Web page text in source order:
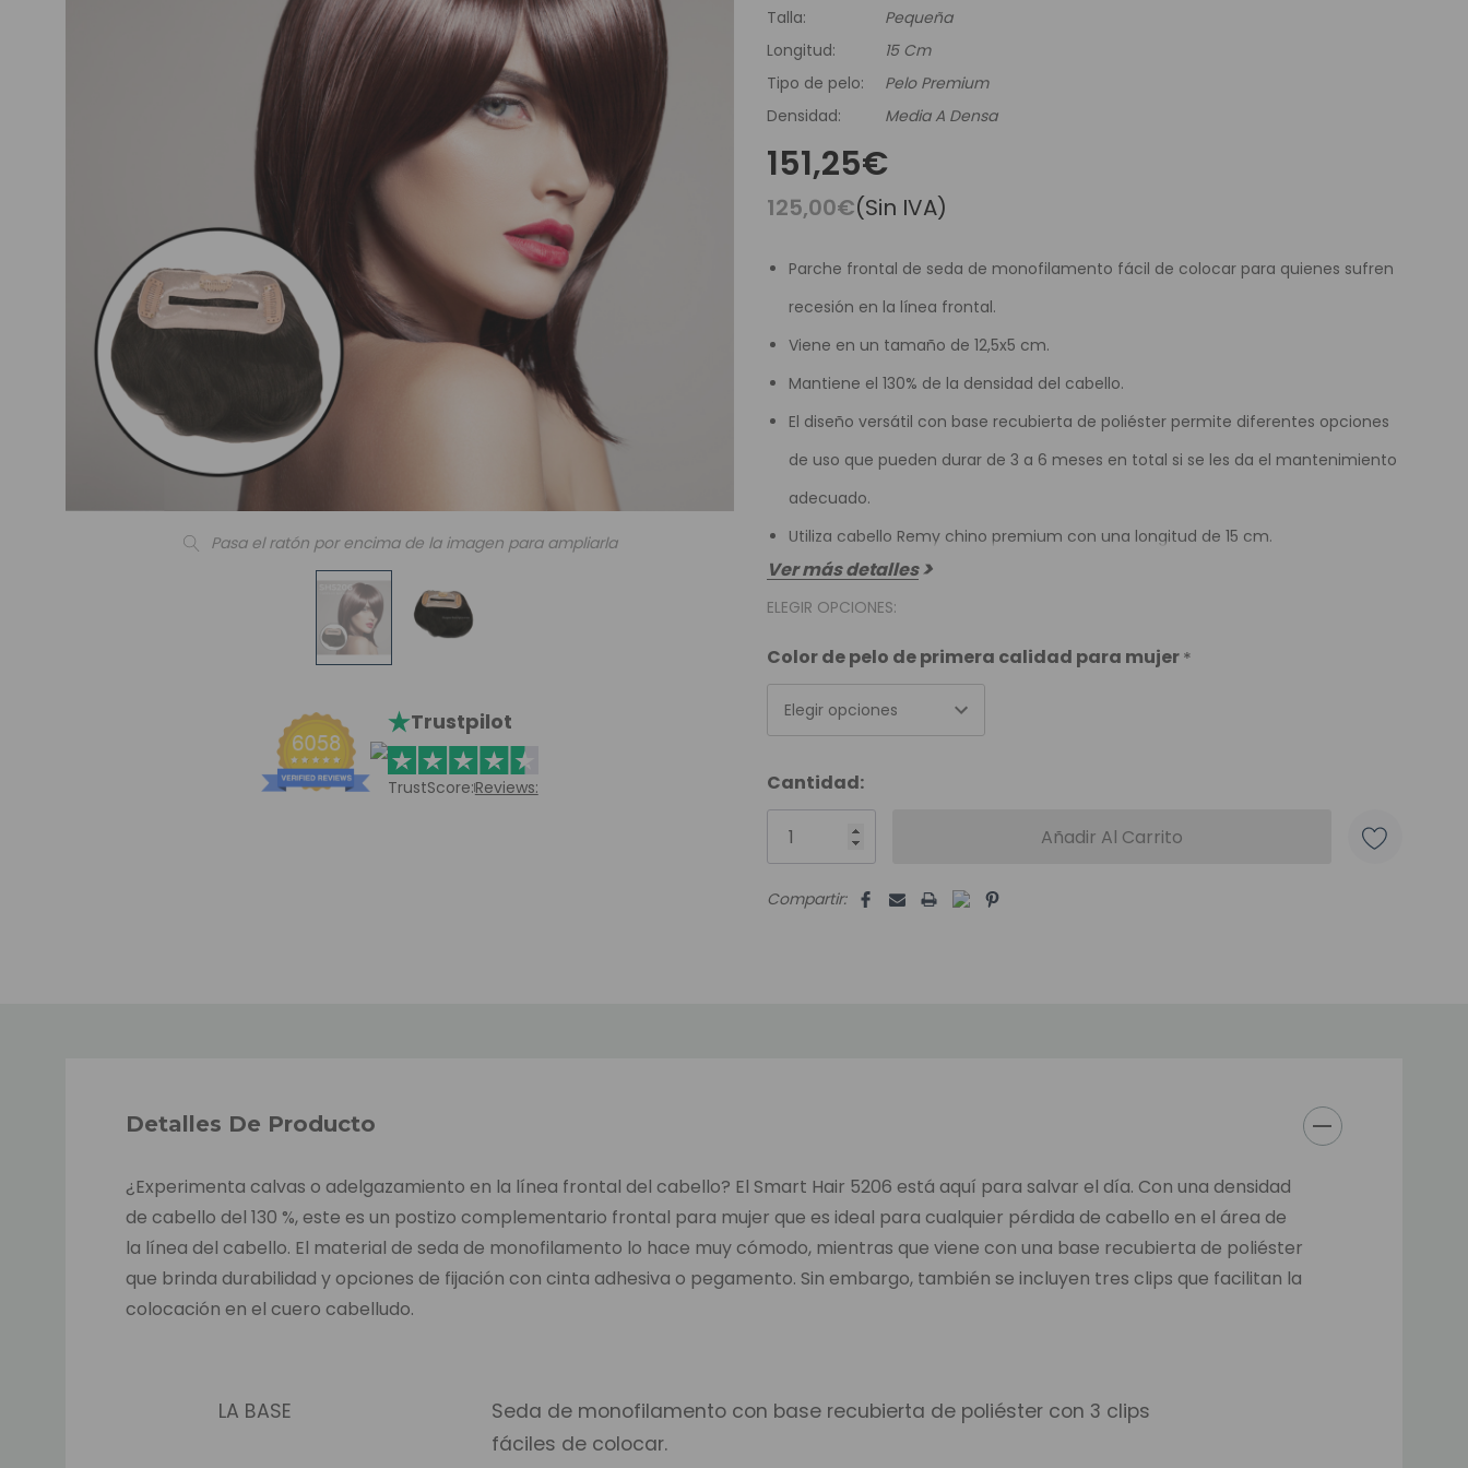
Comenzar Aqui
Contacto
Envíos Y Devoluciones
Catálogo De Colores
Pasa el ratón por encima de la imagen para ampliarla
Trustpilot
TrustScore:Reviews:
Talla:
Pequeña
Longitud:
15 Cm
Tipo de pelo:
Pelo Premium
Densidad:
Media A Densa
151,25€
125,00€(Sin IVA)
Parche frontal de seda de monofilamento fácil de colocar para quienes sufren
recesión en la línea frontal.
Viene en un tamaño de 12,5x5 cm.
Mantiene el 130% de la densidad del cabello.
El diseño versátil con base recubierta de poliéster permite diferentes opciones
de uso que pueden durar de 3 a 6 meses en total si se les da el mantenimiento
adecuado.
Utiliza cabello Remy chino premium con una longitud de 15 cm.
Ver más detalles
ELEGIR OPCIONES:
Color de pelo de primera calidad para mujer*
Elegir opciones
Unidades
disponibles:
Cantidad:
Compartir:
Detalles De Producto
¿Experimenta calvas o adelgazamiento en la línea frontal del cabello? El Smart Hair 5206 está aquí para salvar el día. Con una densidad
de cabello del 130 %, este es un postizo complementario frontal para mujer que es ideal para cualquier pérdida de cabello en el área de
la línea del cabello. El material de seda de monofilamento lo hace muy cómodo, mientras que viene con una base recubierta de poliéster
que brinda durabilidad y opciones de fijación con cinta adhesiva o pegamento. Sin embargo, también se incluyen tres clips que facilitan la
colocación en el cuero cabelludo.
LA BASE
Seda de monofilamento con base recubierta de poliéster con 3 clips
fáciles de colocar.